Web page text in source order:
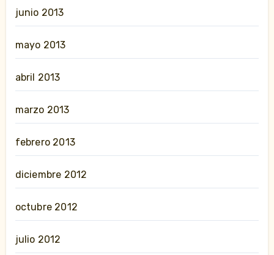
junio 2013
mayo 2013
abril 2013
marzo 2013
febrero 2013
diciembre 2012
octubre 2012
julio 2012